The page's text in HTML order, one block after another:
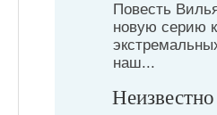
Повесть
новую серию
наш...
Неизвестно